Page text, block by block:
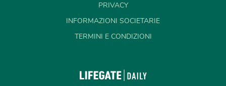
PRIVACY
INFORMAZIONI SOCIETARIE
TERMINI E CONDIZIONI